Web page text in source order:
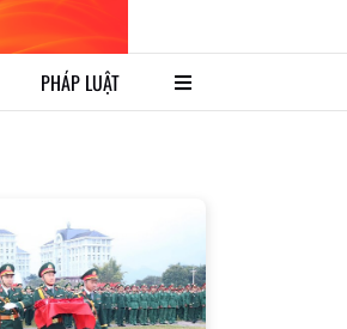
PHÁP LUẬT